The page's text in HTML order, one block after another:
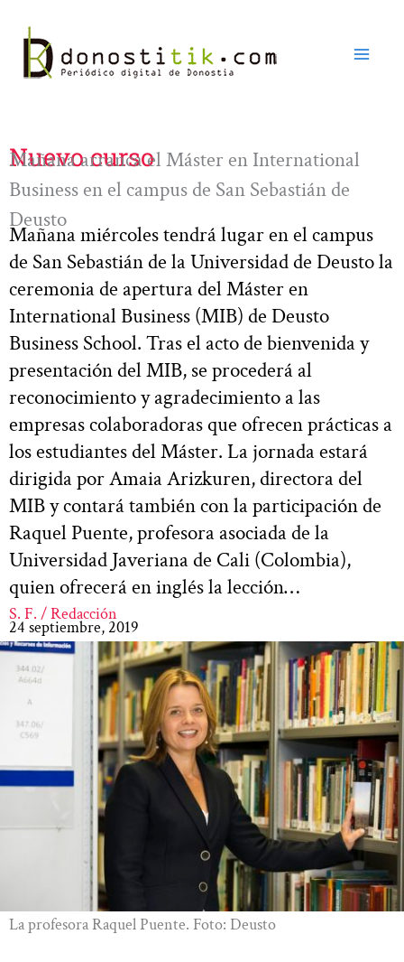
contenido
Nuevo curso
Mañana arranca el Máster en International
Business en el campus de San Sebastián de
Deusto
Mañana miércoles tendrá lugar en el campus
de San Sebastián de la Universidad de Deusto la
ceremonia de apertura del Máster en
International Business (MIB) de Deusto
Business School. Tras el acto de bienvenida y
presentación del MIB, se procederá al
reconocimiento y agradecimiento a las
empresas colaboradoras que ofrecen prácticas a
los estudiantes del Máster. La jornada estará
dirigida por Amaia Arizkuren, directora del
MIB y contará también con la participación de
Raquel Puente, profesora asociada de la
Universidad Javeriana de Cali (Colombia),
quien ofrecerá en inglés la lección…
S. F. / Redacción
24 septiembre, 2019
La profesora Raquel Puente. Foto: Deusto